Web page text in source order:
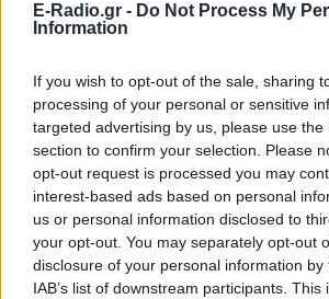
E-Radio.gr - Do Not Process My
Information
If you wish to opt-out of the sale, sharing
processing of your personal or sensitive
targeted advertising by us, please use the
section to confirm your selection. Please
opt-out request is processed you may
interest-based ads based on personal
us or personal information disclosed to
your opt-out. You may separately opt-out
disclosure of your personal information
IAB’s list of downstream participants.
ΔΕΙΤΕ ΕΠΙΣΗΣ
ΣΤΗΝ ΙΔΙΑ ΚΑΤΗΓΟΡΙΑ
Γαρυφαλλιά
Διακοπές σε
Πάρο, χωρίς
Μάστορα –
φωτογραφίες